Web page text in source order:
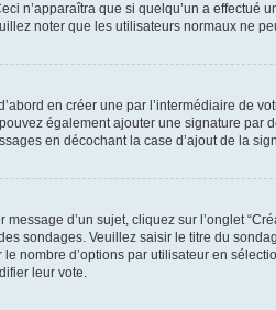
n’apparaîtra que si quelqu’un a
noter que les utilisateurs normaux ne
en créer une par l’intermédiaire de
également ajouter une signature
en décochant la case d’ajout de la
d’un sujet, cliquez sur l’onglet
sondages. Veuillez saisir le titre du
nombre d’options par utilisateur en
leur vote.